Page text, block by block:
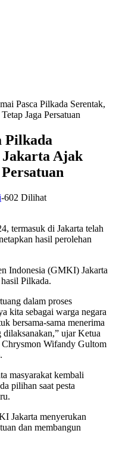
Pasca Pilkada Serentak,
Jaga Persatuan
Pilkada
Ajak
-602 Dilihat
termasuk di Jakarta telah
hasil perolehan
Indonesia (GMKI) Jakarta
Pilkada.
dalam proses
kita sebagai warga negara
bersama-sama menerima
dilaksanakan,” ujar Ketua
Wifandy Gultom
masyarakat kembali
pilihan saat pesta
Jakarta menyerukan
dan membangun